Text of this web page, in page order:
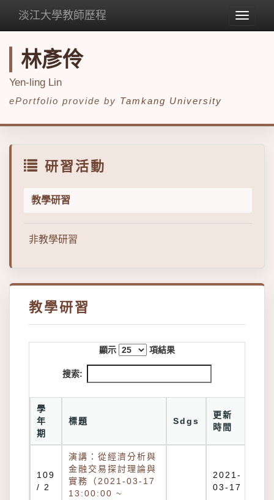
Toggle
淡江大學教師歷程
林彥伶
Yen-ling Lin
ePortfolio provide by Tamkang University
研習活動
教學研習
非教學研習
教學研習
顯示 項結果
搜索:
學
年
期
標題 Sdgs
更新
時間
109
/ 2
演講：從經濟分析與
金融交易探討理論與
實務（2021-03-17
13:00:00 ~
2021-
03-17